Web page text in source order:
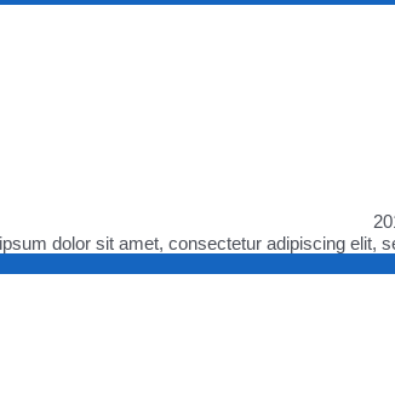
dolor sit amet, consectetur adipiscing elit,